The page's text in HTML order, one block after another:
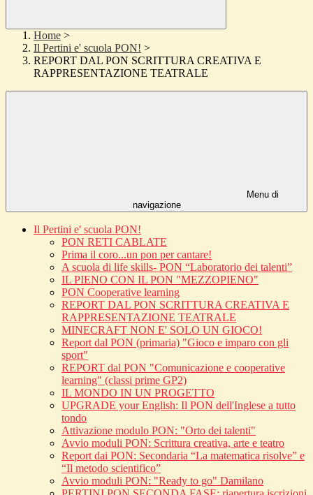
Home >
Il Pertini e' scuola PON! >
REPORT DAL PON SCRITTURA CREATIVA E
RAPPRESENTAZIONE TEATRALE
Menu di
navigazione
Il Pertini e' scuola PON!
PON RETI CABLATE
Prima il coro...un pon per cantare!
A scuola di life skills- PON “Laboratorio dei talenti”
IL PIENO CON IL PON "MEZZOPIENO"
PON Cooperative learning
REPORT DAL PON SCRITTURA CREATIVA E
RAPPRESENTAZIONE TEATRALE
MINECRAFT NON E' SOLO UN GIOCO!
Report dal PON (primaria) "Gioco e imparo con gli
sport"
REPORT dal PON "Comunicazione e cooperative
learning" (classi prime GP2)
IL MONDO IN UN PROGETTO
UPGRADE your English: Il PON dell'Inglese a tutto
tondo
Attivazione modulo PON: "Orto dei talenti"
Avvio moduli PON: Scrittura creativa, arte e teatro
Report dai PON: Secondaria “La matematica risolve” e
“Il metodo scientifico”
Avvio moduli PON: "Ready to go" Damilano